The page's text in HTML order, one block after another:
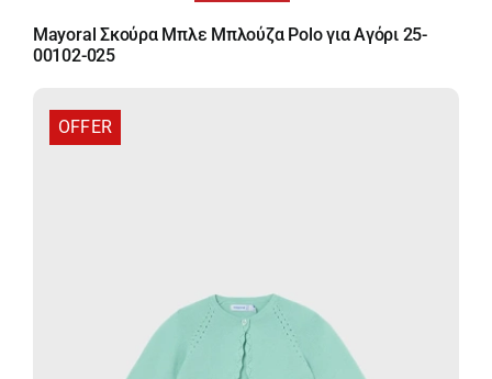
price
was:
τρέχουσα
τιμή
6,50 €.
Mayoral Σκούρα Μπλε Μπλούζα Polo για Αγόρι 25-
00102-025
OFFER